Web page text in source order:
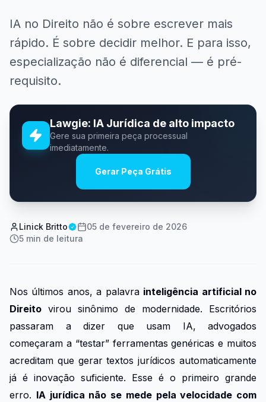
IA no Direito não é sobre escrever mais
rápido. É sobre decidir melhor. E para isso,
especialização não é diferencial — é pré-
requisito.
Lawgie: IA Jurídica de alto impacto
Gere sua primeira peça processual
imediatamente.
Gerar Peça Grátis
Linick Britto
05 de fevereiro de 2026
5 min de leitura
Nos últimos anos, a palavra inteligência artificial no
Direito virou sinônimo de modernidade. Escritórios
passaram a dizer que usam IA, advogados
começaram a “testar” ferramentas genéricas e muitos
acreditam que gerar textos jurídicos automaticamente
já é inovação suficiente. Esse é o primeiro grande
erro. IA jurídica não se mede pela velocidade com